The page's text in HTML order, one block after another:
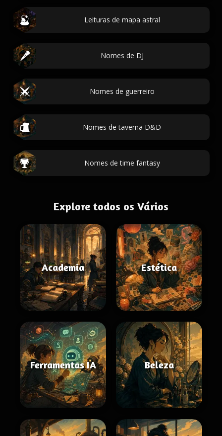
Leituras de mapa astral
Nomes de DJ
Nomes de guerreiro
Nomes de taverna D&D
Nomes de time fantasy
Explore todos os Vários
Academia Estética
Ferramentas IA Beleza